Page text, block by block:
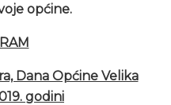
općine.
Dana Općine Velika
godini